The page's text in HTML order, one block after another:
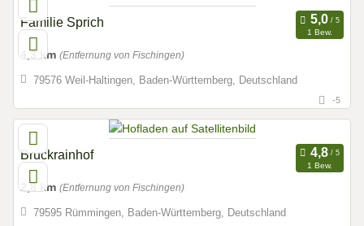
Familie Sprich
1 Bew.
4,3 km (Entfernung von Fischingen)
79576 Weil-Haltingen, Baden-Württemberg, Deutschland
-5
Bruckrainhof
1 Bew.
2,8 km (Entfernung von Fischingen)
79595 Rümmingen, Baden-Württemberg, Deutschland